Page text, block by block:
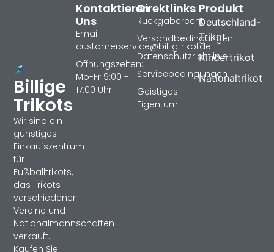
Billige
Trikots
Wir sind ein
günstiges
Einkaufszentrum
für
Fußballtrikots,
das Trikots
verschiedener
Vereine und
Nationalmannschaften
verkauft.
Kaufen Sie
Produkt
Deutschland-
Trikot
Kindertrikot
Nationaltrikot
Direktlinks
Rückgaberecht
Versandbedingungen
Datenschutzrichtlinie
Servicebedingungen
Geistiges
Eigentum
Kontaktieren
Uns
Email:
customerservice@billigtrikotde
Öffnungszeiten:
Mo-Fr 9:00 -
17:00 Uhr